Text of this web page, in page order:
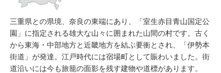
三重県との県境、奈良の東端にあり、「室生赤目青山国定公
園」に指定される雄大な山々に囲まれた山間の村です。古く
から東海・中部地方と近畿地方を結ぶ要衝とされ、「伊勢本
街道」が発達。江戸時代には宿場町として賑わいました。街
道沿いには今も旅籠の面影を残す建物や道標があります。